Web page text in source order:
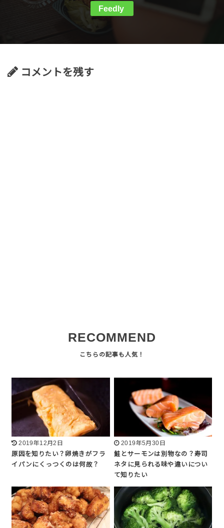
Feedly
コメントを残す
RECOMMEND
2019年12月2日
原因を知りたい？卵焼きがフラ
イパンにくっつくのは何故？
2019年5月30日
鮭とサーモンは別物なの？寿司
ネタに見られる味や違いについ
て知りたい